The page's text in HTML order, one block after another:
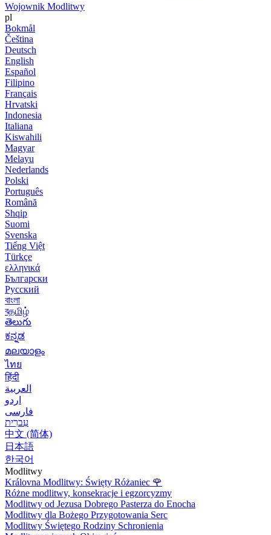
Wojownik Modlitwy
pl
Bokmål
Čeština
Deutsch
English
Español
Filipino
Français
Hrvatski
Indonesia
Italiana
Kiswahili
Magyar
Melayu
Nederlands
Polski
Português
Română
Shqip
Suomi
Svenska
Tiếng Việt
Türkçe
ελληνικά
Български
Русский
বাংলা
বதமிழ்
తెలుగు
ಕನ್ನಡ
മലയാളം
ไทย
हिंदी
العربية
اردو
فارسی
עִברִית
中文 (简体)
日本語
한국어
Modlitwy
Královna Modlitwy: Święty Różaniec 🌹
Różne modlitwy, konsekracje i egzorcyzmy
Modlitwy od Jezusa Dobrego Pasterza do Enocha
Modlitwy dla Bożego Przygotowania Serc
Modlitwy Świętego Rodziny Schronienia